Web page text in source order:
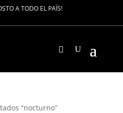
A TODO EL PAÍS!
“nocturno”